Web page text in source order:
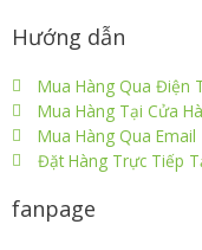
Hướng dẫn
Mua Hàng Qua Điện
Mua Hàng Tại Cửa
Mua Hàng Qua Email
Đặt Hàng Trực Tiếp
fanpage